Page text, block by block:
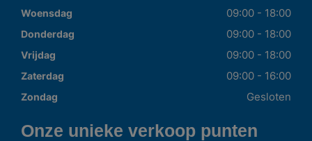
Woensdag 09:00 - 18:00
Donderdag 09:00 - 18:00
Vrijdag 09:00 - 18:00
Zaterdag 09:00 - 16:00
Zondag Gesloten
Onze unieke verkoop punten